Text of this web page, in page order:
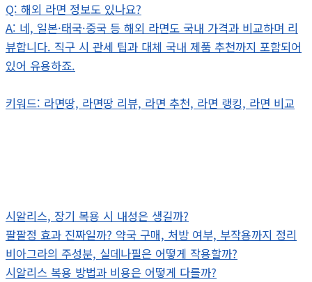
Q: 해외 라면 정보도 있나요?
A: 네, 일본·태국·중국 등 해외 라면도 국내 가격과 비교하며 리
뷰합니다. 직구 시 관세 팁과 대체 국내 제품 추천까지 포함되어
있어 유용하죠.
키워드: 라면땅, 라면땅 리뷰, 라면 추천, 라면 랭킹, 라면 비교
시알리스, 장기 복용 시 내성은 생길까?
팔팔정 효과 진짜일까? 약국 구매, 처방 여부, 부작용까지 정리
비아그라의 주성분, 실데나필은 어떻게 작용할까?
시알리스 복용 방법과 비용은 어떻게 다를까?